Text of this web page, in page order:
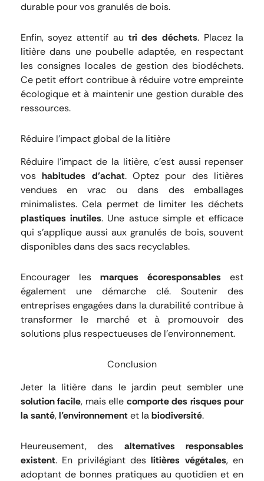
durable pour vos granulés de bois.
Enfin, soyez attentif au tri des déchets. Placez la
litière dans une poubelle adaptée, en respectant
les consignes locales de gestion des biodéchets.
Ce petit effort contribue à réduire votre empreinte
écologique et à maintenir une gestion durable des
ressources.
Réduire l’impact global de la litière
Réduire l’impact de la litière, c’est aussi repenser
voshabitudes d’achat. Optez pour des litières
vendues en vrac ou dans des emballages
minimalistes. Cela permet de limiter les déchets
plastiques inutiles. Une astuce simple et efficace
qui s’applique aussi aux granulés de bois, souvent
disponibles dans des sacs recyclables.
Encourager les marques écoresponsables est
également une démarche clé. Soutenir des
entreprises engagées dans la durabilité contribue à
transformer le marché et à promouvoir des
solutions plus respectueuses de l’environnement.
Conclusion
Jeter la litière dans le jardin peut sembler une
solution facile, mais elle comporte des risques pour
la santé,l’environnementet labiodiversité.
Heureusement, des alternatives responsables
existent. En privilégiant deslitières végétales, en
adoptant de bonnes pratiques au quotidien et en